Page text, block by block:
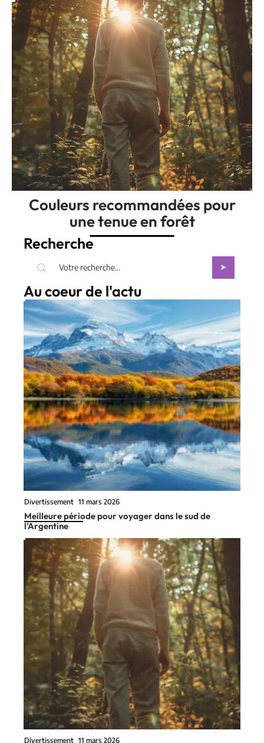
Couleurs recommandées pour
une tenue en forêt
Recherche
Au coeur de l'actu
Divertissement 11 mars 2026
Meilleure période pour voyager dans le sud de
l’Argentine
Divertissement 11 mars 2026